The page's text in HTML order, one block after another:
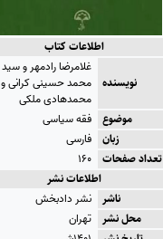
اطلاعات کتاب
نویسنده
غلامرضا رادمهر و سید
محمد حسینی کرانی و
محمدهادی ملکی
موضوع فقه سیاسی
زبان فارسی
تعداد صفحات ۱۶۰
اطلاعات نشر
ناشر
نشر دادبخش
محل نشر تهران